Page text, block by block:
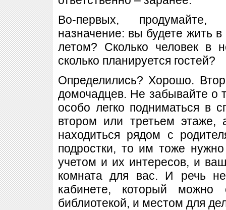
Во-первых, продумайте,
назначение: вы будете жить
летом? Сколько человек в
сколько планируется гостей?
Определились? Хорошо.
домочадцев. Не забывайте
особо легко подниматься в
втором или третьем
находиться рядом с
подростки, то им тоже
учетом и их интересов, и
комната для вас. И речь
кабинете, который можно
библиотекой, и местом для